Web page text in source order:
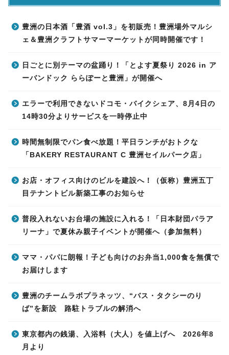
豊洲の日本酒「豊酒 vol.3」を初販売！豊洲場外マルシ
ェ＆豊洲クラフトサマーマーケットが同時開催です！
日ごとに別テーマの盆踊り！「とよす夏祭り 2026 in ア
ーバンドック ららぽーと豊洲」が開催へ
エラーで利用できないドコモ・バイクシェア、8月4日の
14時30分よりサービスを一時停止中
時間無制限でパン食べ放題！平日ランチがおトクな
「BAKERY RESTAURANT C 豊洲セイルパーク店」
お店・オフィス向けのビルを建設へ！（仮称）豊洲五丁
目テナントビル新築工事のお知らせ
普段入れないお台場の施設に入れる！「日本財団パラア
リーナ」で夏休み親子イベントが開催へ（参加無料）
ママ・パパに朗報！子ども向けのお弁当1,000食を無償で
お届けします
豊洲のチームラボプラネッツ、“バス・タクシーのり
ば”を新設 路駐トラブルの解消へ
東京都内の銭湯、入浴料（大人）を値上げへ 2026年8
月より